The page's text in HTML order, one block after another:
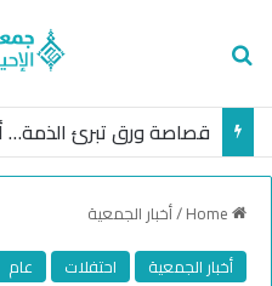
قصاصة ورق تبرئ الذمة… أم
/أخبار الجمعية
أخبار الجمعية
احتفلات عام